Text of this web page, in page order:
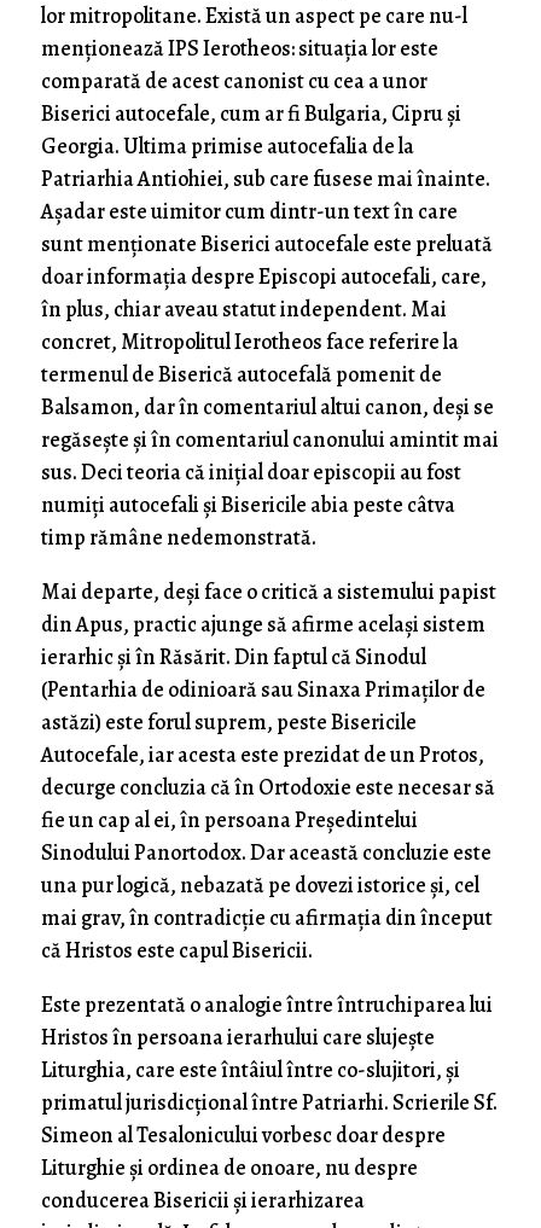
lor mitropolitane. Există un aspect pe care nu-l
menționează IPS Ierotheos: situația lor este
comparată de acest canonist cu cea a unor
Biserici autocefale, cum ar fi Bulgaria, Cipru și
Georgia. Ultima primise autocefalia de la
Patriarhia Antiohiei, sub care fusese mai înainte.
Așadar este uimitor cum dintr-un text în care
sunt menționate Biserici autocefale este preluată
doar informația despre Episcopi autocefali, care,
în plus, chiar aveau statut independent. Mai
concret, Mitropolitul Ierotheos face referire la
termenul de Biserică autocefală pomenit de
Balsamon, dar în comentariul altui canon, deși se
regăsește și în comentariul canonului amintit mai
sus. Deci teoria că inițial doar episcopii au fost
numiți autocefali și Bisericile abia peste câtva
timp rămâne nedemonstrată.
Mai departe, deși face o critică a sistemului papist
din Apus, practic ajunge să afirme același sistem
ierarhic și în Răsărit. Din faptul că Sinodul
(Pentarhia de odinioară sau Sinaxa Primaților de
astăzi) este forul suprem, peste Bisericile
Autocefale, iar acesta este prezidat de un Protos,
decurge concluzia că în Ortodoxie este necesar să
fie un cap al ei, în persoana Președintelui
Sinodului Panortodox. Dar această concluzie este
una pur logică, nebazată pe dovezi istorice și, cel
mai grav, în contradicție cu afirmația din început
că Hristos este capul Bisericii.
Este prezentată o analogie între întruchiparea lui
Hristos în persoana ierarhului care slujește
Liturghia, care este întâiul între co-slujitori, și
primatul jurisdicțional între Patriarhi. Scrierile Sf.
Simeon al Tesalonicului vorbesc doar despre
Liturghie și ordinea de onoare, nu despre
conducerea Bisericii și ierarhizarea